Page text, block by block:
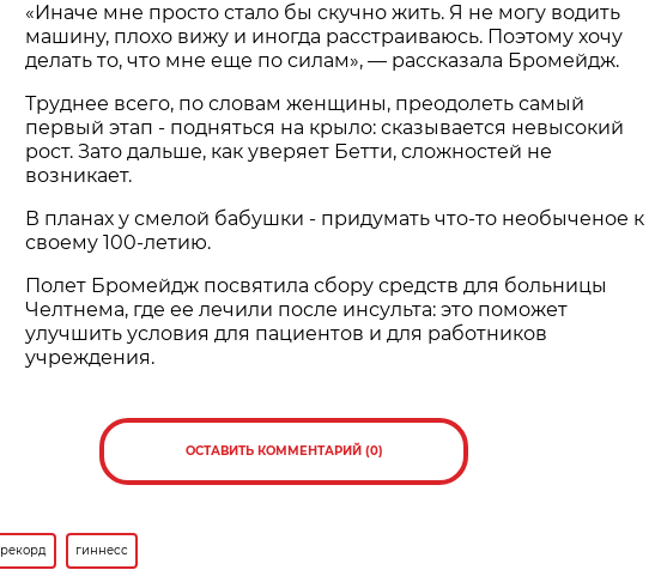
«Иначе мне просто стало бы скучно жить. Я не могу водить
машину, плохо вижу и иногда расстраиваюсь. Поэтому хочу
делать то, что мне еще по силам», — рассказала Бромейдж.
Труднее всего, по словам женщины, преодолеть самый
первый этап - подняться на крыло: сказывается невысокий
рост. Зато дальше, как уверяет Бетти, сложностей не
возникает.
В планах у смелой бабушки - придумать что-то необыченое к
своему 100-летию.
Полет Бромейдж посвятила сбору средств для больницы
Челтнема, где ее лечили после инсульта: это поможет
улучшить условия для пациентов и для работников
учреждения.
ОСТАВИТЬ КОММЕНТАРИЙ (0)
рекорд гиннесс